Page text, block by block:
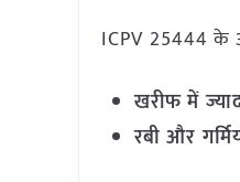
ICPV 25444
खरीफ में
रबी और